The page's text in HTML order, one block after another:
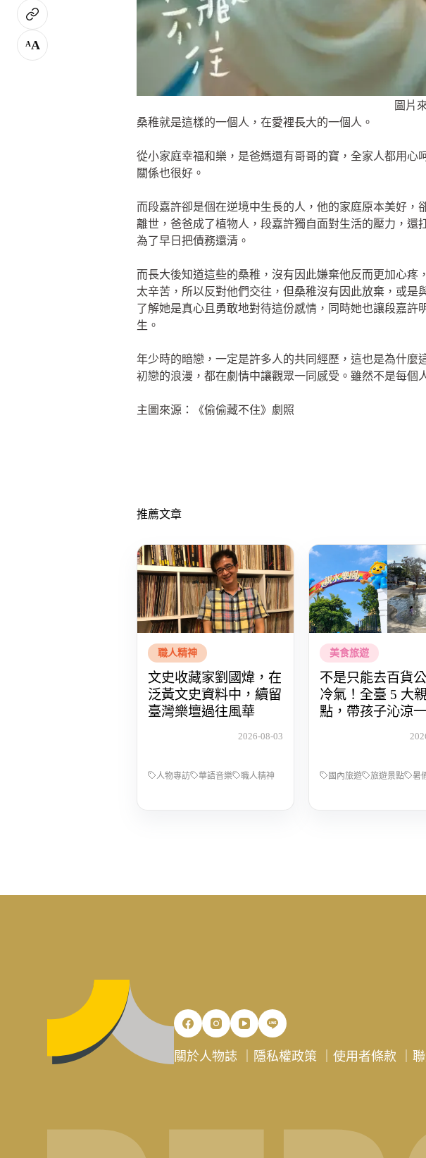
圖片
桑稚就是這樣的一個人，在愛裡長大的一個人。
從小家庭幸福和樂，是爸媽還有哥哥的寶，全家人都用
關係也很好。
而段嘉許卻是個在逆境中生長的人，他的家庭原本美好
離世，爸爸成了植物人，段嘉許獨自面對生活的壓力，
為了早日把債務還清。
而長大後知道這些的桑稚，沒有因此嫌棄他反而更加心
太辛苦，所以反對他們交往，但桑稚沒有因此放棄，或
了解她是真心且勇敢地對待這份感情，同時她也讓段嘉
生。
年少時的暗戀，一定是許多人的共同經歷，這也是為什
初戀的浪漫，都在劇情中讓觀眾一同感受。雖然不是每
主圖來源：《偷偷藏不住》劇照
推薦文章
職人精神
文史收藏家劉國煒，在
泛黃文史資料中，續留
臺灣樂壇過往風華
2026-08-03
人物專訪 華語音樂 職人精神
美食旅遊
不是只能去百貨
冷氣！全臺 5 大
點，帶孩子沁涼
國內旅遊 旅遊景點 暑
關於人物誌 隱私權政策 ｜使用者條款 ｜
AA